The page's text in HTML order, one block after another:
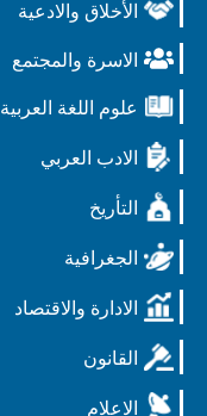
الأخلاق والادعية
الاسرة والمجتمع
علوم اللغة العربية
الادب العربي
التأريخ
الجغرافية
الادارة والاقتصاد
القانون
الاعلام